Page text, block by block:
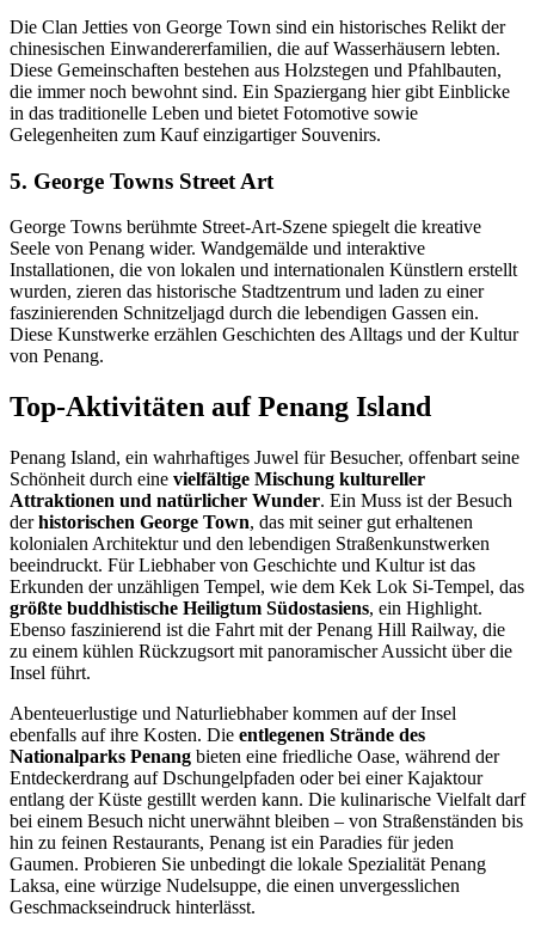
Die Clan Jetties von George Town sind ein historisches Relikt der
chinesischen Einwandererfamilien, die auf Wasserhäusern lebten.
Diese Gemeinschaften bestehen aus Holzstegen und Pfahlbauten,
die immer noch bewohnt sind. Ein Spaziergang hier gibt Einblicke
in das traditionelle Leben und bietet Fotomotive sowie
Gelegenheiten zum Kauf einzigartiger Souvenirs.
5. George Towns Street Art
George Towns berühmte Street-Art-Szene spiegelt die kreative
Seele von Penang wider. Wandgemälde und interaktive
Installationen, die von lokalen und internationalen Künstlern erstellt
wurden, zieren das historische Stadtzentrum und laden zu einer
faszinierenden Schnitzeljagd durch die lebendigen Gassen ein.
Diese Kunstwerke erzählen Geschichten des Alltags und der Kultur
von Penang.
Top-Aktivitäten auf Penang Island
Penang Island, ein wahrhaftiges Juwel für Besucher, offenbart seine
Schönheit durch eine vielfältige Mischung kultureller
Attraktionen und natürlicher Wunder. Ein Muss ist der Besuch
derhistorischen George Town, das mit seiner gut erhaltenen
kolonialen Architektur und den lebendigen Straßenkunstwerken
beeindruckt. Für Liebhaber von Geschichte und Kultur ist das
Erkunden der unzähligen Tempel, wie dem Kek Lok Si-Tempel, das
größte buddhistische Heiligtum Südostasiens, ein Highlight.
Ebenso faszinierend ist die Fahrt mit der Penang Hill Railway, die
zu einem kühlen Rückzugsort mit panoramischer Aussicht über die
Insel führt.
Abenteuerlustige und Naturliebhaber kommen auf der Insel
ebenfalls auf ihre Kosten. Die entlegenen Strände des
Nationalparks Penang bieten eine friedliche Oase, während der
Entdeckerdrang auf Dschungelpfaden oder bei einer Kajaktour
entlang der Küste gestillt werden kann. Die kulinarische Vielfalt darf
bei einem Besuch nicht unerwähnt bleiben – von Straßenständen bis
hin zu feinen Restaurants, Penang ist ein Paradies für jeden
Gaumen. Probieren Sie unbedingt die lokale Spezialität Penang
Laksa, eine würzige Nudelsuppe, die einen unvergesslichen
Geschmackseindruck hinterlässt.